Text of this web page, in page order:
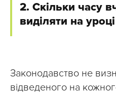
2. Скільки часу
виділяти на
Законодавство не
відведеного на